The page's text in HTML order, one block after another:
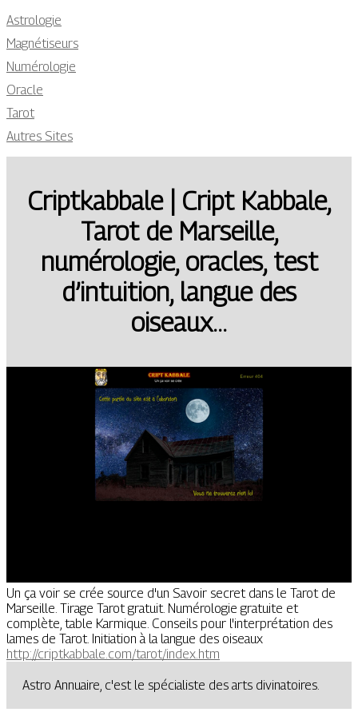
Astrologie
Magnétiseurs
Numérologie
Oracle
Tarot
Autres Sites
Criptkabbale | Cript Kabbale,
Tarot de Marseille,
numérologie, oracles, test
d’intuition, langue des
oiseaux…
Un ça voir se crée source d'un Savoir secret dans le Tarot de
Marseille. Tirage Tarot gratuit. Numérologie gratuite et
complète, table Karmique. Conseils pour l'interprétation des
lames de Tarot. Initiation à la langue des oiseaux
http://criptkabbale.com/tarot/index.htm
Astro Annuaire, c'est le spécialiste des arts divinatoires.